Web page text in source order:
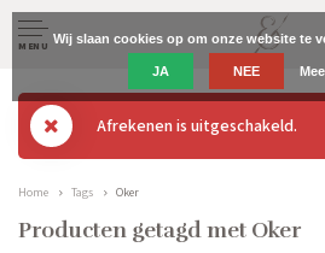
MENU
Afrekenen is uitgeschakeld.
Home Tags Oker
Producten getagd met Oker
Wij slaan cookies op om onze website te
JA NEE